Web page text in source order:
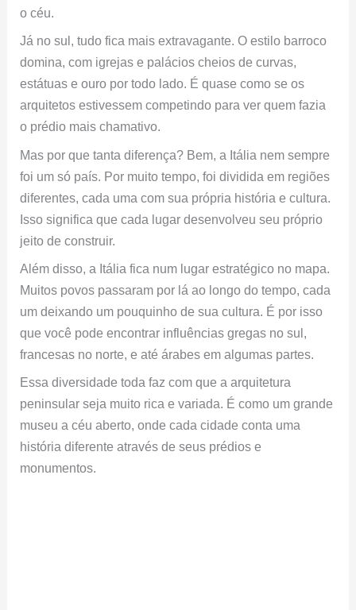
o céu.
Já no sul, tudo fica mais extravagante. O estilo barroco
domina, com igrejas e palácios cheios de curvas,
estátuas e ouro por todo lado. É quase como se os
arquitetos estivessem competindo para ver quem fazia
o prédio mais chamativo.
Mas por que tanta diferença? Bem, a Itália nem sempre
foi um só país. Por muito tempo, foi dividida em regiões
diferentes, cada uma com sua própria história e cultura.
Isso significa que cada lugar desenvolveu seu próprio
jeito de construir.
Além disso, a Itália fica num lugar estratégico no mapa.
Muitos povos passaram por lá ao longo do tempo, cada
um deixando um pouquinho de sua cultura. É por isso
que você pode encontrar influências gregas no sul,
francesas no norte, e até árabes em algumas partes.
Essa diversidade toda faz com que a arquitetura
peninsular seja muito rica e variada. É como um grande
museu a céu aberto, onde cada cidade conta uma
história diferente através de seus prédios e
monumentos.